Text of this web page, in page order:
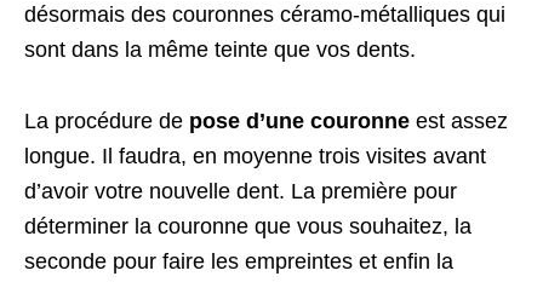
désormais des couronnes céramo-métalliques qui
sont dans la même teinte que vos dents.
La procédure de pose d’une couronne est assez
longue. Il faudra, en moyenne trois visites avant
d’avoir votre nouvelle dent. La première pour
déterminer la couronne que vous souhaitez, la
seconde pour faire les empreintes et enfin la